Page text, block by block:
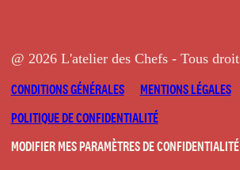
@ 2026 L'atelier des Chefs - Tous
CONDITIONS GÉNÉRALES
MENTIONS LÉGALES
POLITIQUE DE CONFIDENTIALITÉ
MODIFIER MES PARAMÈTRES DE CONFIDENTIALITÉ